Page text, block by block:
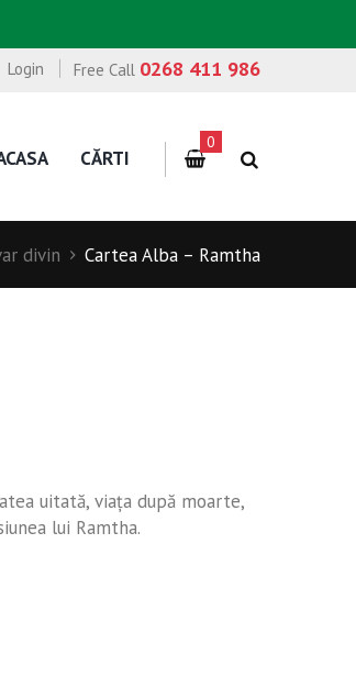
Free Call 0268 411 986
Login
CĂRTI
0
divin Cartea Alba – Ramtha
uitată, viaţa după moarte,
lui Ramtha.